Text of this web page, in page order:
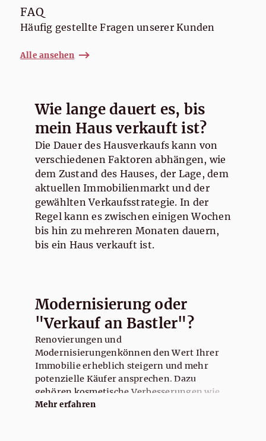
FAQ
Häufig gestellte Fragen unserer Kunden
Alle ansehen
Wie lange dauert es, bis
mein Haus verkauft ist?
Die Dauer des Hausverkaufs kann von
verschiedenen Faktoren abhängen, wie
dem Zustand des Hauses, der Lage, dem
aktuellen Immobilienmarkt und der
gewählten Verkaufsstrategie. In der
Regel kann es zwischen einigen Wochen
bis hin zu mehreren Monaten dauern,
bis ein Haus verkauft ist.
Modernisierung oder
"Verkauf an Bastler"?
Renovierungen und
Modernisierungenkönnen den Wert Ihrer
Immobilie erheblich steigern und mehr
potenzielle Käufer ansprechen. Dazu
gehören kosmetische Verbesserungen wie
frische Farbe und neue Bodenbeläge,
Mehr erfahren